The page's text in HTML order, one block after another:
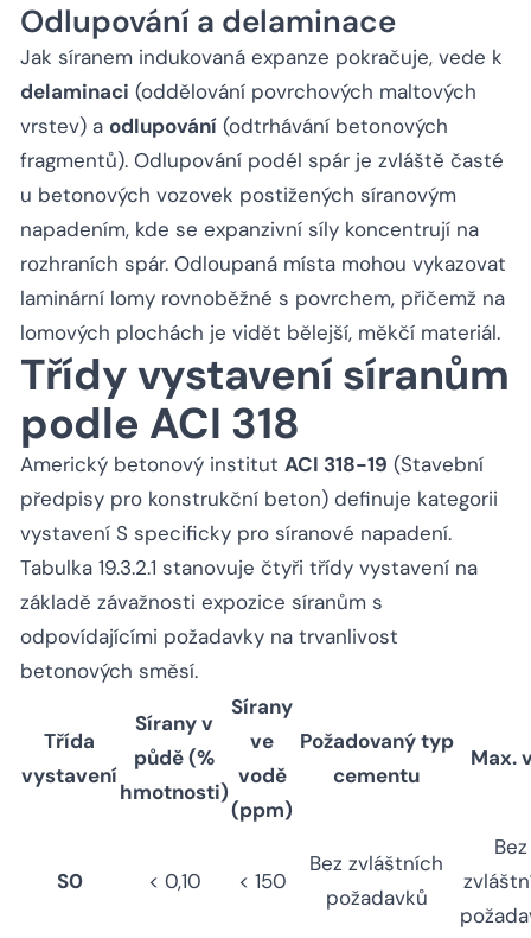
Odlupování a delaminace
Jak síranem indukovaná expanze pokračuje, vede k
delaminaci (oddělování povrchových maltových
vrstev) a odlupování (odtrhávání betonových
fragmentů). Odlupování podél spár je zvláště časté
u betonových vozovek postižených síranovým
napadením, kde se expanzivní síly koncentrují na
rozhraních spár. Odloupaná místa mohou vykazovat
laminární lomy rovnoběžné s povrchem, přičemž na
lomových plochách je vidět bělejší, měkčí materiál.
Třídy vystavení síranům
podle ACI 318
Americký betonový institut ACI 318-19 (Stavební
předpisy pro konstrukční beton) definuje kategorii
vystavení S specificky pro síranové napadení.
Tabulka 19.3.2.1 stanovuje čtyři třídy vystavení na
základě závažnosti expozice síranům s
odpovídajícími požadavky na trvanlivost
betonových směsí.
Třída
vystavení
Sírany v
půdě (%
hmotnosti)
Sírany
ve
vodě
(ppm)
Požadovaný typ
cementu
Max.
S0 < 0,10 < 150
Bez zvláštních
požadavků
Bez